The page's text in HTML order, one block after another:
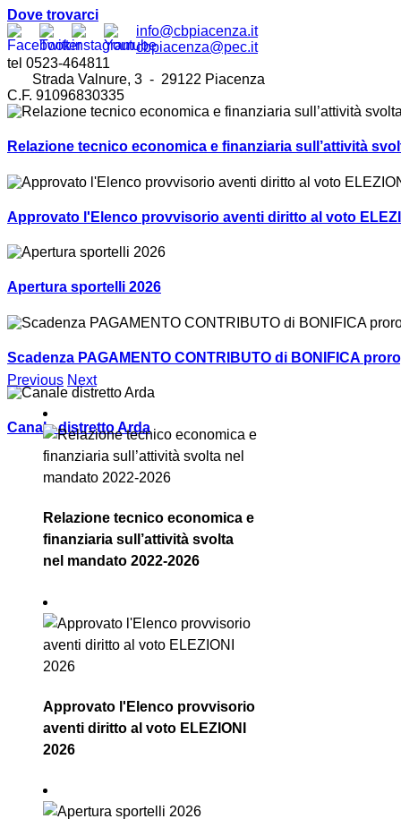
Dove trovarci
info@cbpiacenza.it
cbpiacenza@pec.it
tel 0523-464811
Strada Valnure, 3 - 29122 Piacenza
C.F. 91096830335
Relazione tecnico economica e finanziaria sull’attività
Approvato l'Elenco provvisorio aventi diritto al voto
Apertura sportelli 2026
Scadenza PAGAMENTO CONTRIBUTO di BONIFICA
Canale distretto Arda
Previous Next
Relazione tecnico economica e
finanziaria sull’attività svolta
nel mandato 2022-2026
Approvato l'Elenco provvisorio
aventi diritto al voto ELEZIONI
2026